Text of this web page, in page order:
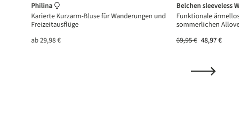
Philina
Karierte Kurzarm-Bluse für Wanderungen und
Freizeitausflüge
ab29,98 €
Belchen sleeveless
Funktionale
sommerlichen
69,95 € 48,97 €